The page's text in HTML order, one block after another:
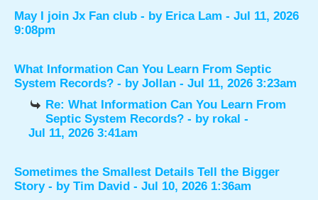
May I join Jx Fan club - by Erica Lam - Jul 11, 2026
9:08pm
What Information Can You Learn From Septic
System Records? - by Jollan - Jul 11, 2026 3:23am
Re: What Information Can You Learn From
Septic System Records? - by rokal -
Jul 11, 2026 3:41am
Sometimes the Smallest Details Tell the Bigger
Story - by Tim David - Jul 10, 2026 1:36am